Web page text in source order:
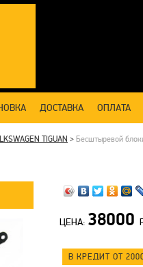
ДОСТАВКА ОПЛАТА
TIGUAN > Бесштыревой
ЦЕНА: 38000
В КРЕДИТ ОТ